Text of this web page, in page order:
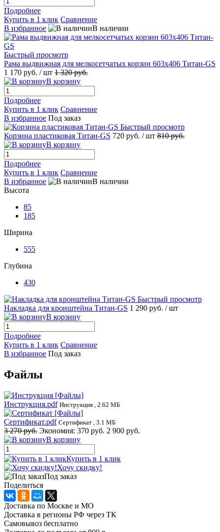
Подробнее
Купить в 1 клик Сравнение
В избранное
В наличии
Быстрый просмотр
Рама выдвижная для мелкосетчатых корзин 603x406 Титан-GS
1 170 руб. / шт 1 320 руб.
В корзину
Подробнее
Купить в 1 клик Сравнение
В избранное Под заказ
Быстрый просмотр
Корзина пластиковая Титан-GS 720 руб. / шт 810 руб.
В корзину
Подробнее
Купить в 1 клик Сравнение
В избранное
В наличии
Высота
85
185
Ширина
555
Глубина
430
Быстрый просмотр
Накладка для кронштейна Титан-GS 1 290 руб. / шт
В корзину
Подробнее
Купить в 1 клик Сравнение
В избранное Под заказ
Файлы
Инструкция.pdf Инструкция , 2.62 МБ
Сертификат.pdf Сертификат , 3.1 МБ
3 270 руб. Экономия: 370 руб. 2 900 руб.
В корзину
Купить в 1 клик
Хочу скидку!
Под заказ
Поделиться
Доставка по Москве и МО
Доставка в регионы РФ через ТК
Самовывоз бесплатно